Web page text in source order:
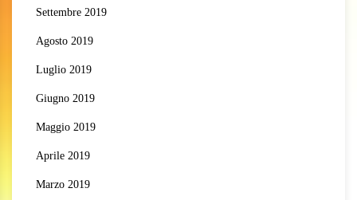
Settembre 2019
Agosto 2019
Luglio 2019
Giugno 2019
Maggio 2019
Aprile 2019
Marzo 2019